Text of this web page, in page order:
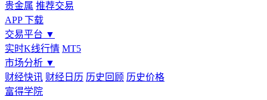
贵金属 推荐交易
APP 下载
交易平台 ▼
实时K线行情 MT5
市场分析 ▼
财经快讯 财经日历 历史回顾 历史价格
富得学院